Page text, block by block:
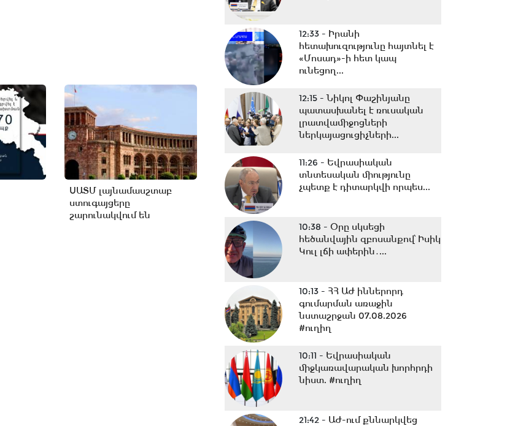
ՍԱՏՄ լայնամասշտաբ
ստուգայցերը
շարունակվում են
12:33 - Իրանի
հետախուզությունը հայտնել է
«Մոսադ»-ի հետ կապ
ունեցող...
12:15 -Նիկոլ Փաշինյանը
պատասխանել է ռուսական
լրատվամիջոցների
ներկայացուցիչների...
11:26 - Եվրասիական
տնտեսական միությունը
չպետք է դիտարկվի որպես...
10:38 - Օրը սկսեցի
հեծանվային զբոսանքով՝ Իսիկ
Կուլ լճի ափերին․...
10:13 - ՀՀ ԱԺ իններորդ
գումարման առաջին
նստաշրջան 07.08.2026
#ուղիղ
10:11 - Եվրասիական
միջկառավարական խորհրդի
նիստ. #ուղիղ
21:42 - ԱԺ-ում քննարկվեց